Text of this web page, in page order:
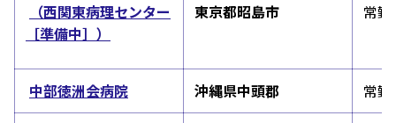
（西関東病理センター
［準備中］ ）
東京都昭島市 常
中部徳洲会病院 沖縄県中頭郡 常